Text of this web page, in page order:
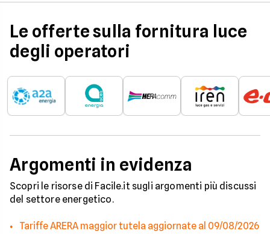
Le offerte sulla fornitura luce
degli operatori
Argomenti in evidenza
Scopri le risorse di Facile.it sugli argomenti più discussi
del settore energetico.
Tariffe ARERA maggior tutela aggiornate al 09/08/2026